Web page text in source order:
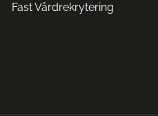
Fast Vårdrekrytering